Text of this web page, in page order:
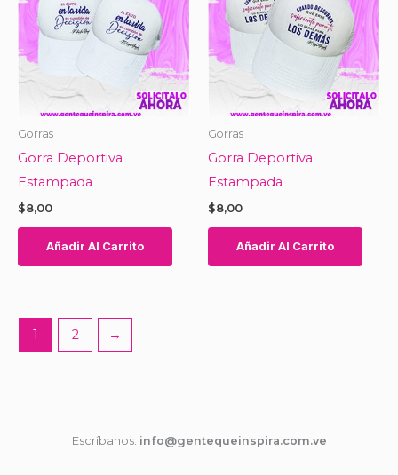
Gorras
Gorra Deportiva
Estampada
$8,00
Añadir Al Carrito
Gorras
Gorra Deportiva
Estampada
$8,00
Añadir Al Carrito
1 2 →
Escríbanos: info@gentequeinspira.com.ve